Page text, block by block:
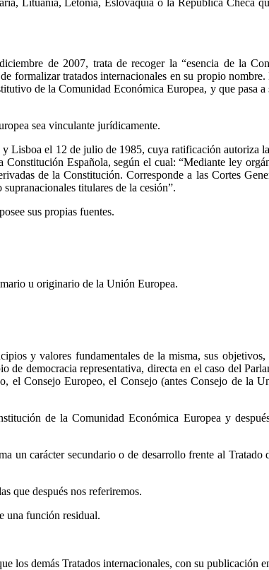
de 2007, trata de recoger la “esencia de la
formalizar tratados internacionales en su propio
de la Comunidad Económica Europea, y que pasa
sea vinculante jurídicamente.
Lisboa el 12 de julio de 1985, cuya ratificación autoriza
Española, según el cual: “Mediante ley
de la Constitución. Corresponde a las Cortes
titulares de la cesión”.
sus propias fuentes.
u originario de la Unión Europea.
y valores fundamentales de la misma, sus
democracia representativa, directa en el caso del
Consejo Europeo, el Consejo (antes Consejo de la
de la Comunidad Económica Europea y
un carácter secundario o de desarrollo frente al
que después nos referiremos.
una función residual.
los demás Tratados internacionales, con su publicación